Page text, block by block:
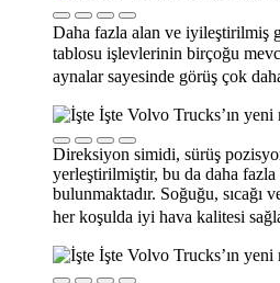
Daha fazla alan ve iyileştirilmiş
tablosu işlevlerinin birçoğu
aynalar sayesinde görüş çok
Direksiyon simidi, sürüş
yerleştirilmiştir, bu da daha
bulunmaktadır. Soğuğu, sıcağı
her koşulda iyi hava kalitesi